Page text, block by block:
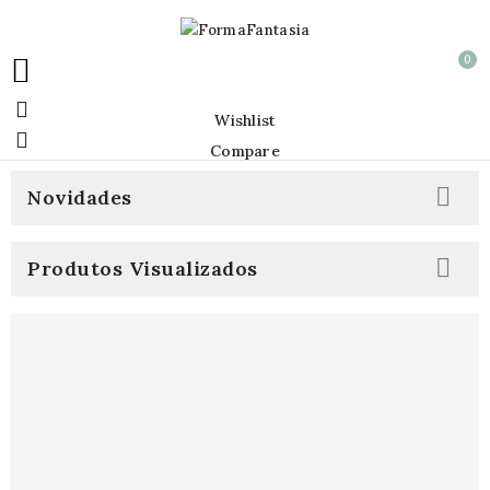
 0
 Wishlist
 Compare
Novidades 
Produtos Visualizados 